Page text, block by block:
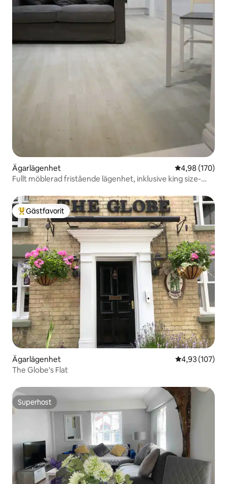
Ägarlägenhet 4,98 av 5 i
4,98 (170)
Fullt möblerad fristående lägenhet, inklusive king size-
Populär gästfavorit
Gästfavorit
Ägarlägenhet 4,93 av 5 i
4,93 (107)
The Globe's Flat
Superhost
Superhost